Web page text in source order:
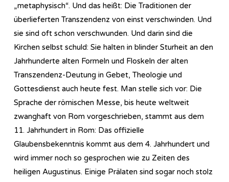
„metaphysisch“. Und das heißt: Die Traditionen der
überlieferten Transzendenz von einst verschwinden. Und
sie sind oft schon verschwunden. Und darin sind die
Kirchen selbst schuld: Sie halten in blinder Sturheit an den
Jahrhunderte alten Formeln und Floskeln der alten
Transzendenz-Deutung in Gebet, Theologie und
Gottesdienst auch heute fest. Man stelle sich vor: Die
Sprache der römischen Messe, bis heute weltweit
zwanghaft von Rom vorgeschrieben, stammt aus dem
11. Jahrhundert in Rom: Das offizielle
Glaubensbekenntnis kommt aus dem 4. Jahrhundert und
wird immer noch so gesprochen wie zu Zeiten des
heiligen Augustinus. Einige Prälaten sind sogar noch stolz